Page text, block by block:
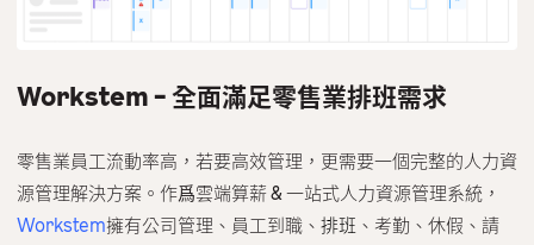
Workstem – 全面滿足零售業排班需求
零售業員工流動率高，若要高效管理，更需要一個完整的人力資
源管理解決方案。作爲雲端算薪 & 一站式人力資源管理系統，
Workstem擁有公司管理、員工到職、 排班 、考勤、休假、請